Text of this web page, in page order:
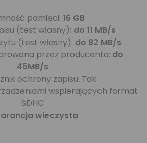
pamięci: 16 GB
(test własny): do 11 MB/s
(test własny): do 82 MB/s
przez producenta: do
45MB/s
ochrony zapisu: Tak
wspierających format
SDHC
wieczysta